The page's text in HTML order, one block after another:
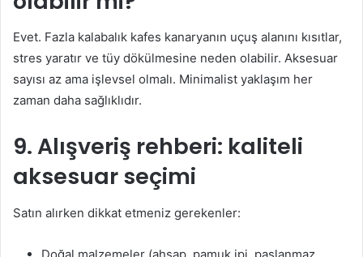
Evet. Fazla kalabalık kafes kanaryanın uçuş alanını kısıtlar,
stres yaratır ve tüy dökülmesine neden olabilir. Aksesuar
sayısı az ama işlevsel olmalı. Minimalist yaklaşım her
zaman daha sağlıklıdır.
9. Alışveriş rehberi: kaliteli
aksesuar seçimi
Satın alırken dikkat etmeniz gerekenler: